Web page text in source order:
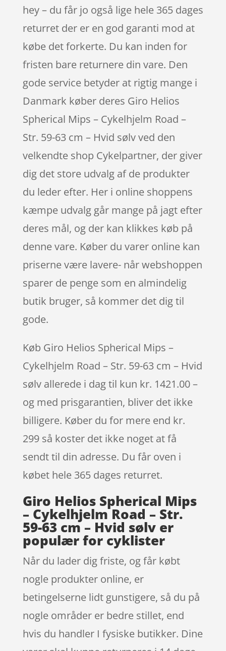
hey – du får jo også lige hele 365 dages
returret der er en god garanti mod at
købe det forkerte. Du kan inden for
fristen bare returnere din vare. Den
gode service betyder at rigtig mange i
Danmark køber deres Giro Helios
Spherical Mips – Cykelhjelm Road –
Str. 59-63 cm – Hvid sølv ved den
velkendte shop Cykelpartner, der giver
dig det store udvalg af de produkter
du leder efter. Her i online shoppens
kæmpe udvalg går mange på jagt efter
deres mål, og der kan klikkes køb på
denne vare. Køber du varer online kan
priserne være lavere- når webshoppen
sparer de penge som en almindelig
butik bruger, så kommer det dig til
gode.
Køb Giro Helios Spherical Mips –
Cykelhjelm Road – Str. 59-63 cm – Hvid
sølv allerede i dag til kun kr. 1421.00 –
og med prisgarantien, bliver det ikke
billigere. Køber du for mere end kr.
299 så koster det ikke noget at få
sendt til din adresse. Du får oven i
købet hele 365 dages returret.
Giro Helios Spherical Mips
– Cykelhjelm Road – Str.
59-63 cm – Hvid sølv er
populær for cyklister
Når du lader dig friste, og får købt
nogle produkter online, er
betingelserne lidt gunstigere, så du på
nogle områder er bedre stillet, end
hvis du handler I fysiske butikker. Dine